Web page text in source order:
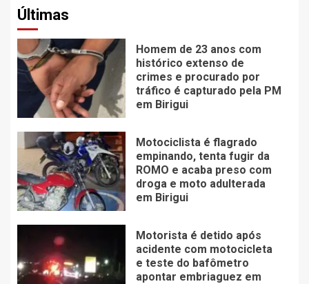
Últimas
Homem de 23 anos com
histórico extenso de
crimes e procurado por
tráfico é capturado pela PM
em Birigui
Motociclista é flagrado
empinando, tenta fugir da
ROMO e acaba preso com
droga e moto adulterada
em Birigui
Motorista é detido após
acidente com motocicleta
e teste do bafômetro
apontar embriaguez em